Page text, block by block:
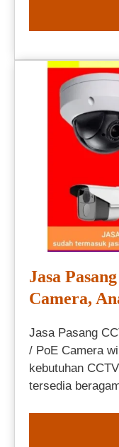
Jasa
Camera,
Jasa Pasang
/ PoE Camera
kebutuhan
tersedia